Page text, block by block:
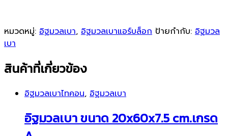
หมวดหมู่: อิฐมวลเบา, อิฐมวลเบาแอร์บล็อก ป้ายกำกับ: อิฐมวล
เบา
สินค้าที่เกี่ยวข้อง
อิฐมวลเบาไทคอน, อิฐมวลเบา
อิฐมวลเบา ขนาด 20x60x7.5 cm.เกรด